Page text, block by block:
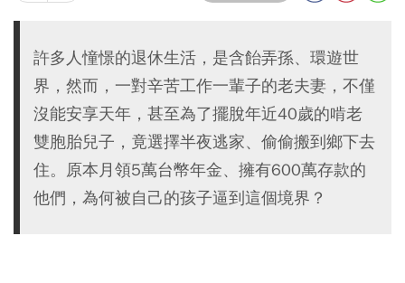
許多人憧憬的退休生活，是含飴弄孫、環遊世
界，然而，一對辛苦工作一輩子的老夫妻，不僅
沒能安享天年，甚至為了擺脫年近40歲的啃老
雙胞胎兒子，竟選擇半夜逃家、偷偷搬到鄉下去
住。原本月領5萬台幣年金、擁有600萬存款的
他們，為何被自己的孩子逼到這個境界？